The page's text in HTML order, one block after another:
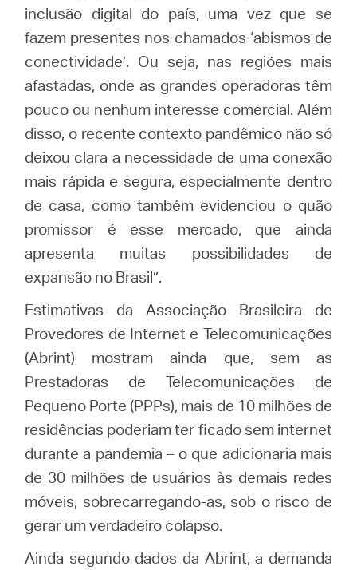
inclusão digital do país, uma vez que se
fazem presentes nos chamados ‘abismos de
conectividade’. Ou seja, nas regiões mais
afastadas, onde as grandes operadoras têm
pouco ou nenhum interesse comercial. Além
disso, o recente contexto pandêmico não só
deixou clara a necessidade de uma conexão
mais rápida e segura, especialmente dentro
de casa, como também evidenciou o quão
promissor é esse mercado, que ainda
apresenta muitas possibilidades de
expansão no Brasil”.
Estimativas da Associação Brasileira de
Provedores de Internet e Telecomunicações
(Abrint) mostram ainda que, sem as
Prestadoras de Telecomunicações de
Pequeno Porte (PPPs), mais de 10 milhões de
residências poderiam ter ficado sem internet
durante a pandemia – o que adicionaria mais
de 30 milhões de usuários às demais redes
móveis, sobrecarregando-as, sob o risco de
gerar um verdadeiro colapso.
Ainda segundo dados da Abrint, a demanda